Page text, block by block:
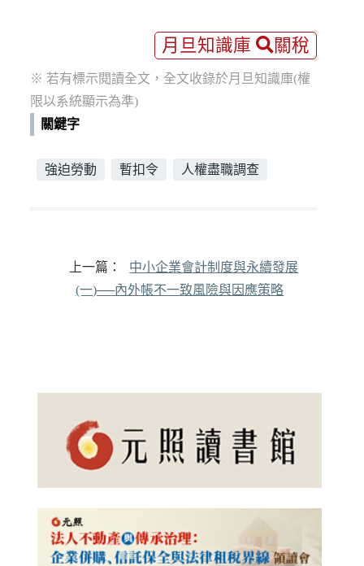
月旦知識庫 關稅
※ 若有標示閱讀全文，全文收錄於月旦知識庫(權
限以系統顯示為準)
關鍵字
強迫勞動 暫扣令 人權盡職調查
上一篇：
中小企業會計制度與永續發展
(一)──內外帳不一致風險與因應策略